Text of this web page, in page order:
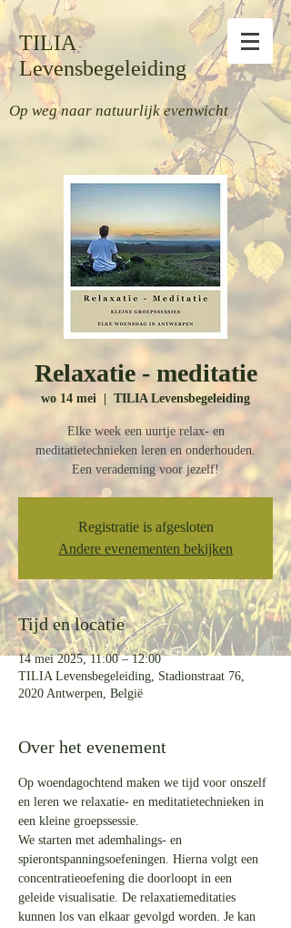
TILIA
Levensbegeleiding
Op weg naar natuurlijk evenwicht
Relaxatie - meditatie
wo 14 mei TILIA Levensbegeleiding
Elke week een uurtje relax- en
meditatietechnieken leren en onderhouden.
Een verademing voor jezelf!
Registratie is afgesloten
Andere evenementen bekijken
Tijd en locatie
14 mei 2025, 11:00 – 12:00
TILIA Levensbegeleiding, Stadionstraat 76,
2020 Antwerpen, België
Over het evenement
Op woendagochtend maken we tijd voor onszelf
en leren we relaxatie- en meditatietechnieken in
een kleine groepssessie.
We starten met ademhalings- en
spierontspanningsoefeningen. Hierna volgt een
concentratieoefening die doorloopt in een
geleide visualisatie. De relaxatiemeditaties
kunnen los van elkaar gevolgd worden. Je kan